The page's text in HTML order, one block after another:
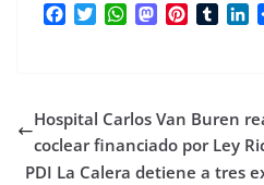
o
o
k
T
e
r
W
A
p
p
M
d
o
n
P
r
e
s
T
r
d
I
n
Hospital Carlos Van Buren
coclear financiado por Ley
PDI La Calera detiene a tres